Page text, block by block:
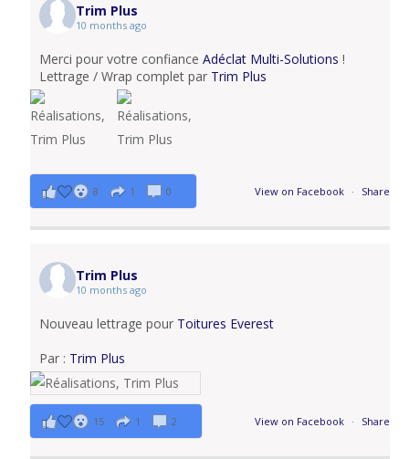
Trim Plus
10 months ago
Merci pour votre confiance Adéclat Multi-Solutions !
Lettrage / Wrap complet par Trim Plus
View on Facebook · Share
8 1 0
Trim Plus
10 months ago
Nouveau lettrage pour Toitures Everest
Par : Trim Plus
View on Facebook · Share
15 1 2